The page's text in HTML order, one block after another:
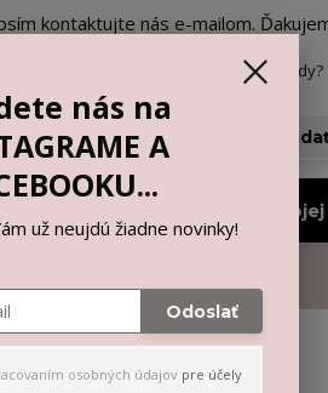
kontaktujte nás e-mailom.
Neviete si
Vyberiem si podľa
nás na
A
už neujdú žiadne novinky!
Odoslať
osobných údajov pre účely